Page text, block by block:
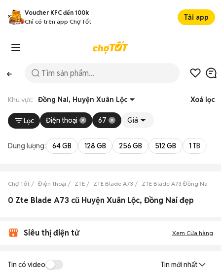
Voucher KFC đến 100k
Chỉ có trên app Chợ Tốt
Tải app
Khu vực: Đồng Nai, Huyện Xuân Lộc Xoá lọc
Lọc Điện thoại 67 Giá
Dung lượng: 64 GB 128 GB 256 GB 512 GB 1 TB
Chợ Tốt Điện thoại ZTE ZTE Blade A73 ZTE Blade A73 Đồng Nai
0 Zte Blade A73 cũ Huyện Xuân Lộc, Đồng Nai đẹp
Siêu thị điện tử Xem Cửa hàng
Tin có video Tin mới nhất